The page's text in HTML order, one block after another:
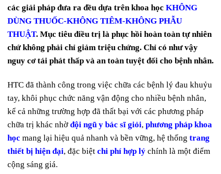
các giải pháp đưa ra đều dựa trên khoa học KHÔNG
DÙNG THUỐC-KHÔNG TIÊM-KHÔNG PHẪU
THUẬT. Mục tiêu điều trị là phục hồi hoàn toàn tự nhiên
chứ không phải chỉ giảm triệu chứng. Chỉ có như vậy
nguy cơ tái phát thấp và an toàn tuyệt đối cho bệnh nhân.
HTC đã thành công trong việc chữa các bệnh lý đau khuỷu
tay, khôi phục chức năng vận động cho nhiều bệnh nhân,
kể cả những trường hợp đã thất bại với các phương pháp
chữa trị khác nhờđội ngũ y bác sĩ giỏi, phương pháp khoa
học mang lại hiệu quả nhanh và bền vững, hệ thống trang
thiết bị hiện đại, đặc biệt chi phí hợp lý chính là một điểm
cộng sáng giá.